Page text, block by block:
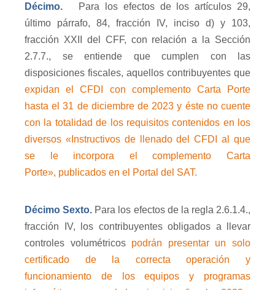
Décimo. Para los efectos de los artículos 29,
último párrafo, 84, fracción IV, inciso d) y 103,
fracción XXII del CFF, con relación a la Sección
2.7.7., se entiende que cumplen con las
disposiciones fiscales, aquellos contribuyentes que
expidan el CFDI con complemento Carta Porte
hasta el 31 de diciembre de 2023 y éste no cuente
con la totalidad de los requisitos contenidos en los
diversos «Instructivos de llenado del CFDI al que
se le incorpora el complemento Carta
Porte», publicados en el Portal del SAT.
Décimo Sexto. Para los efectos de la regla 2.6.1.4.,
fracción IV, los contribuyentes obligados a llevar
controles volumétricos podrán presentar un solo
certificado de la correcta operación y
funcionamiento de los equipos y programas